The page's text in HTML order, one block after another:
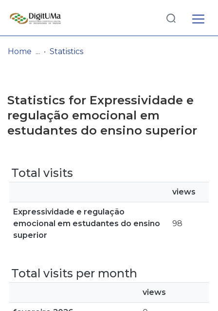
Browse repository
Entities
Log
In(current)
Home Statistics
Statistics for Expressividade e
regulação emocional em
estudantes do ensino superior
Total visits
views
Expressividade e regulação
emocional em estudantes do ensino
superior
98
Total visits per month
views